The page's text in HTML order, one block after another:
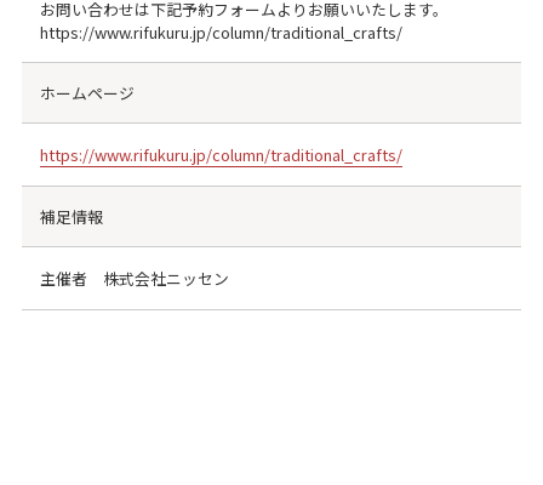
お問い合わせは下記予約フォームよりお願いいたします。
https://www.rifukuru.jp/column/traditional_crafts/
ホームページ
https://www.rifukuru.jp/column/traditional_crafts/
補足情報
主催者 株式会社ニッセン